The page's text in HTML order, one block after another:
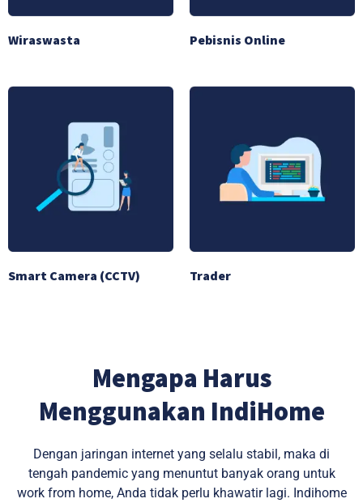
Wiraswasta Pebisnis Online
Smart Camera (CCTV) Trader
Mengapa Harus
Menggunakan IndiHome
Dengan jaringan internet yang selalu stabil, maka di
tengah pandemic yang menuntut banyak orang untuk
work from home, Anda tidak perlu khawatir lagi. Indihome